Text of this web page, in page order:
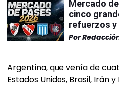
Mercado
cinco
refuerzos y
Por
Argentina, que venía de
Estados Unidos, Brasil, Irán